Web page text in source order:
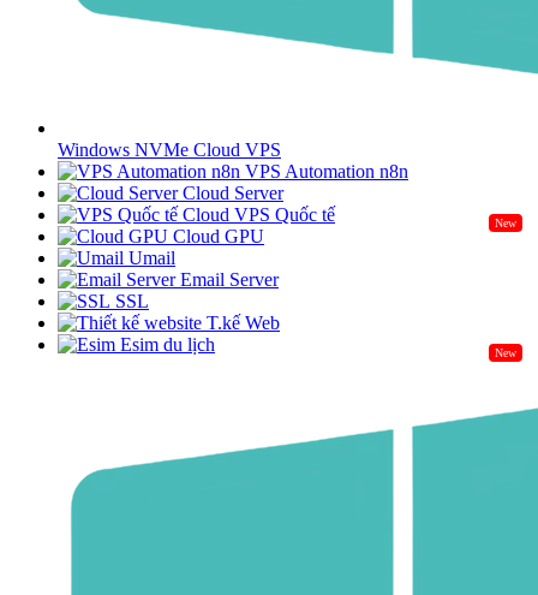
Windows NVMe Cloud VPS
VPS Automation n8n
Cloud Server
Cloud VPS Quốc tế
New
Cloud GPU
Umail
Email Server
SSL
T.kế Web
Esim du lịch
New